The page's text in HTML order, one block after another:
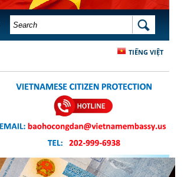
SEARCH FORM SEARCH
TIẾNG VIỆT